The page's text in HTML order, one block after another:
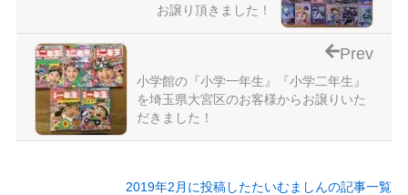
お譲り頂きました！
小学館の『小学一年生』『小学二年生』
を埼玉県大宮区のお客様からお譲りいた
だきました！
Prev
2019年2月に投稿したたいむましんの記事一覧